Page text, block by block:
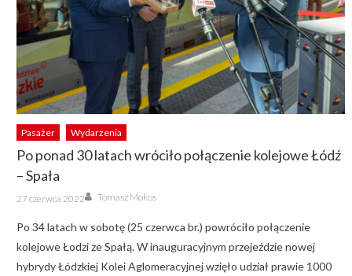
Pasażer Wydarzenia
Po ponad 30 latach wróciło połączenie kolejowe Łódź
– Spała
Posted
on
27 czerwca 2022 Author
Tomasz Mokos
Po 34 latach w sobotę (25 czerwca br.) powróciło połączenie
kolejowe Łodzi ze Spałą. W inauguracyjnym przejeździe nowej
hybrydy Łódzkiej Kolei Aglomeracyjnej wzięło udział prawie 1000